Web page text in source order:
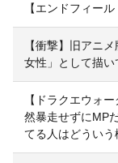
【エンドフィー
【衝撃】旧アニ
女性」として描い
【ドラクエウォ
然暴走せずにMP
てる人はどういう